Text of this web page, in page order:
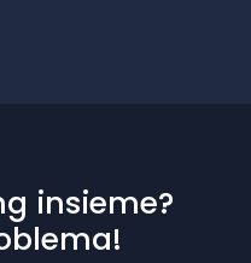
insieme?